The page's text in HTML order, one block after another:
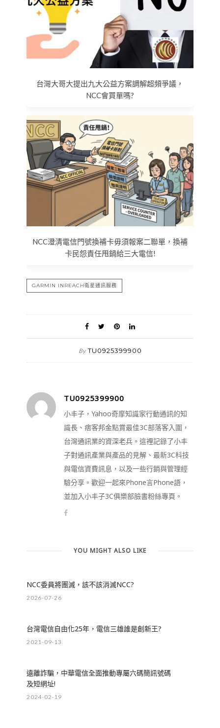
台灣大哥大提出九大公益方案調解超頻爭議，
NCC會買單嗎?
NCC澄清電信門號換補卡毋須報案二聯單，換補
卡民怨責任甩鍋給三大電信!
GARMIN INREACH衛星通訊服務
By TU0925399900
TU0925399900
小丰子，Yahoo奇摩知識家行動通訊的知
識長、痞客邦金點賞最佳3C部落客入圍，
台灣通訊業的資深老兵。這裡記錄了小丰
子對通訊產業與產品的見解、最新3C科技
與電信資費訊息，以及一些行銷與管理經
驗分享。歡迎一起來Phone言Phone語，
並加入小丰子3C俱樂部臉書粉絲專頁。
YOU MIGHT ALSO LIKE
NCC委員將團滅，該不該消滅NCC?
2026-07-26
台灣電信自由化25年，電信三雄誰是創新王?
2021-09-13
遠離詐騙，中華電信全面推動專屬六碼簡訊號碼
及短網址!
2024-02-19